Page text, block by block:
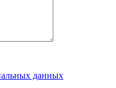
данных